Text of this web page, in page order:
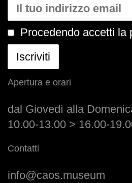
Procedendo accetti la
Apertura e orari
dal Giovedì alla
10.00-13.00 > 16.00-
Contatti
info@caos.museum